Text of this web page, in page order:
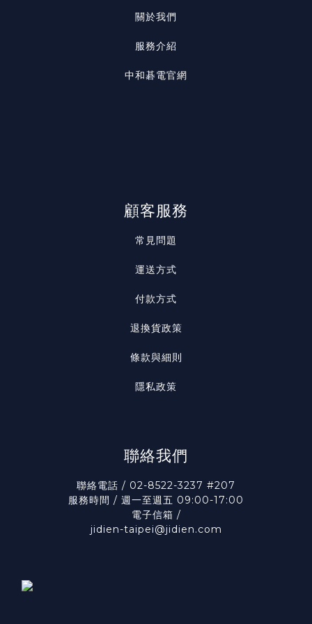
關於我們
服務介紹
中和碁電官網
顧客服務
常見問題
運送方式
付款方式
退換貨政策
條款與細則
隱私政策
聯絡我們
聯絡電話 / 02-8522-3237 #207
服務時間 / 週一至週五 09:00-17:00
電子信箱 /
jidien-taipei@jidien.com